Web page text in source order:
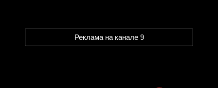
Реклама на канале 9